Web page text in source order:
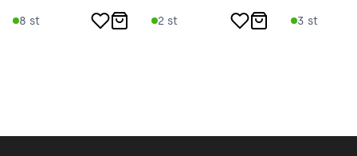
8 st 2 st 3 st